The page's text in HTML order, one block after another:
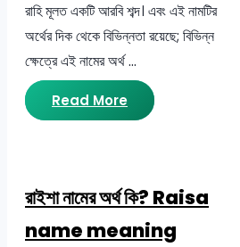
রাহি মূলত একটি আরবি শব্দ। এবং এই নামটির
অর্থের দিক থেকে বিভিন্নতা রয়েছে; বিভিন্ন
ক্ষেত্রে এই নামের অর্থ …
Read More
রাইশা নামের অর্থ কি? Raisa
name meaning